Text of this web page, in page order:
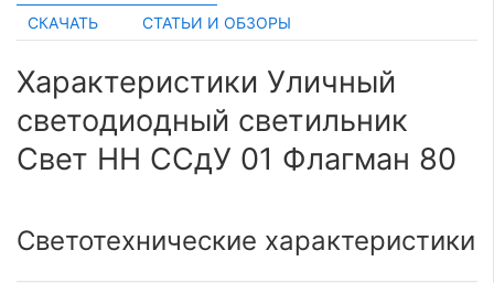
СКАЧАТЬ
СТАТЬИ И ОБЗОРЫ
Характеристики Уличный
светодиодный светильник
Свет НН ССдУ 01 Флагман 80
Светотехнические характеристики